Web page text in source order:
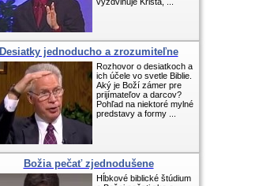
Desiatky jednoducho a zrozumiteľne
Rozhovor o desiatkoch a
ich účele vo svetle Biblie.
Aký je Boží zámer pre
prijímateľov a darcov?
Pohľad na niektoré mylné
predstavy a formy ...
Božia pečať zjednodušene
Hĺbkové biblické štúdium